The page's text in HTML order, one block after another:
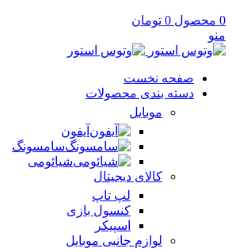
0 محصول 0 تومان
منو
صفحه نخست
دسته بندی محصولات
موبایل
آیفون
سامسونگ
شیائومی
کالای دیجیتال
لپ تاپ
کنسول بازی
اسپیکر
لوازم جانبی موبایل